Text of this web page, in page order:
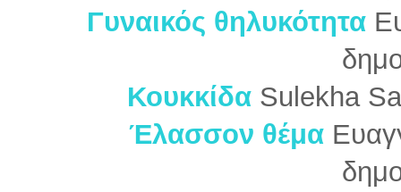
Γυναικός θηλυκότητα
Κουκκίδα Sulekha
Έλασσον θέμα